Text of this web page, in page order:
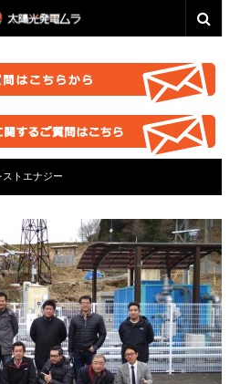
ょう！
・デメリット
欺事例紹介
味のある方へ
記
こと
トエナジー